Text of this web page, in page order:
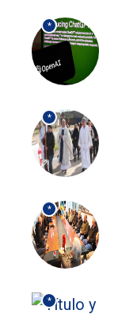
*
*
*
*